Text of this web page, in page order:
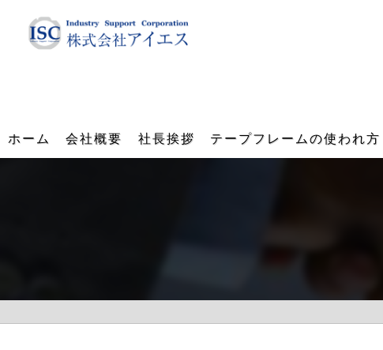
ホーム 会社概要 社長挨拶 テープフレームの使われ方